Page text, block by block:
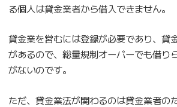
る個人は貸金業者から借入できません。
貸金業を営むには登録が必要であり、貸
があるので、総量規制オーバーでも借り
がないのです。
ただ、貸金業法が関わるのは貸金業者の